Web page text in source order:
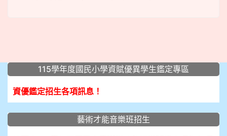
::: 115學年度國民小學資賦優異學生鑑定專區
資優鑑定招生各項訊息！
藝術才能音樂班招生